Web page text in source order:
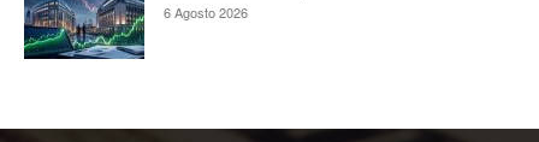
6 Agosto 2026